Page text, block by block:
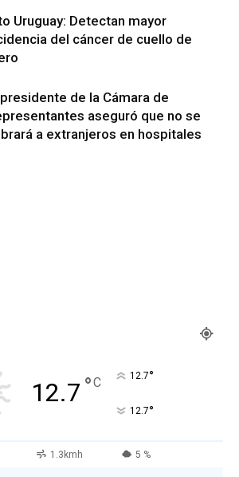
Uruguay: Detectan mayor
del cáncer de cuello de
de la Cámara de
aseguró que no se
a extranjeros en hospitales
12.7 °C 12.7°
12.7°
1.3kmh 5 %